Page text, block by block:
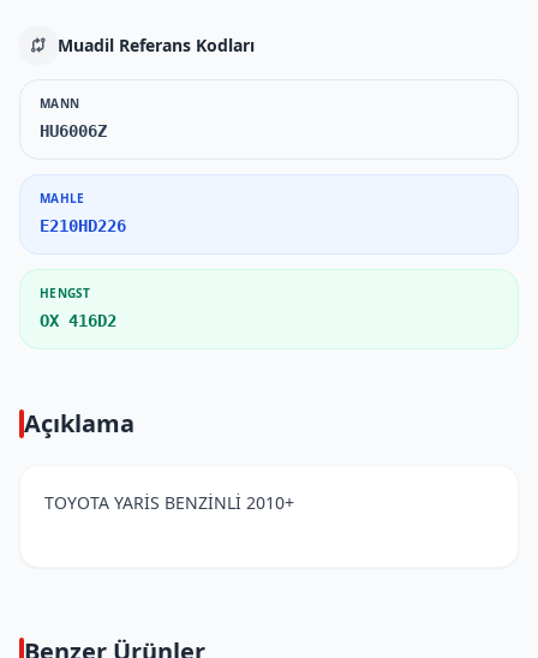
Muadil Referans Kodları
MANN
HU6006Z
MAHLE
E210HD226
HENGST
OX 416D2
Açıklama
TOYOTA YARİS BENZİNLİ 2010+
Benzer Ürünler